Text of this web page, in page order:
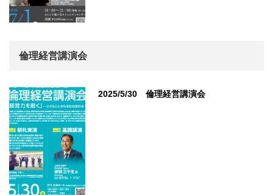
倫理経営講演会
2025/5/30 倫理経営講演会